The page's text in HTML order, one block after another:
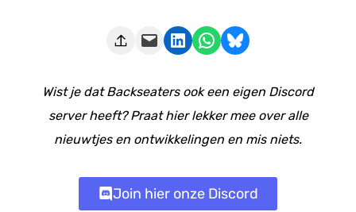
Deze pagina e-mailen Delen op LinkedIn Delen via WhatsApp Share on Bluesky
Wist je dat Backseaters ook een eigen Discord
server heeft? Praat hier lekker mee over alle
nieuwtjes en ontwikkelingen en mis niets.
Join hier onze Discord